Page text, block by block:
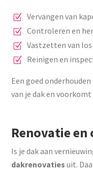
Vervangen van
Controleren en
Vastzetten van
Reinigen en
Een goed
van je dak en voorkomt
Renovatie
Is je dak aan
dakrenovaties uit.